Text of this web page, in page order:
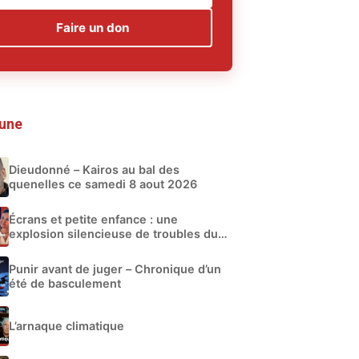
Faire un don
Dieudonné – Kairos au bal des
quenelles ce samedi 8 aout 2026
Écrans et petite enfance : une
explosion silencieuse de troubles du
Punir avant de juger – Chronique d’un
été de basculement
L’arnaque climatique